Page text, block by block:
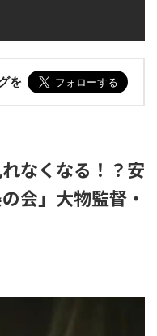
を
なくなる！？安
会」大物監督・